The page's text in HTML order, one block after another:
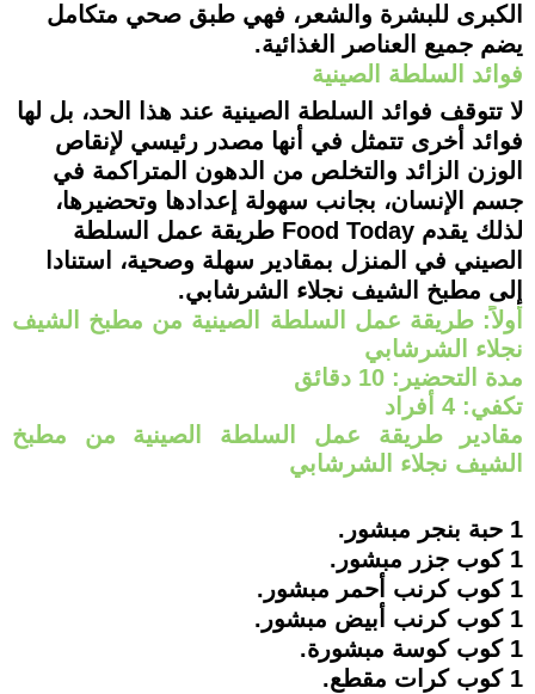
الكبرى للبشرة والشعر، فهي طبق صحي متكامل
يضم جميع العناصر الغذائية.
فوائد السلطة الصينية
لا تتوقف فوائد السلطة الصينية عند هذا الحد، بل لها
فوائد أخرى تتمثل في أنها مصدر رئيسي لإنقاص
الوزن الزائد والتخلص من الدهون المتراكمة في
جسم الإنسان، بجانب سهولة إعدادها وتحضيرها،
لذلك يقدم Food Today طريقة عمل السلطة
الصيني في المنزل بمقادير سهلة وصحية، استنادا
إلى مطبخ الشيف نجلاء الشرشابي.
أولاً: طريقة عمل السلطة الصينية من مطبخ الشيف
نجلاء الشرشابي
مدة التحضير: 10 دقائق
تكفي: 4 أفراد
مقادير طريقة عمل السلطة الصينية من مطبخ
الشيف نجلاء الشرشابي
1 حبة بنجر مبشور.
1 كوب جزر مبشور.
1 كوب كرنب أحمر مبشور.
1 كوب كرنب أبيض مبشور.
1 كوب كوسة مبشورة.
1 كوب كرات مقطع.